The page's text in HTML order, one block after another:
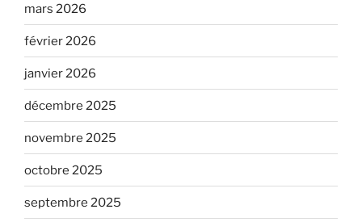
mars 2026
février 2026
janvier 2026
décembre 2025
novembre 2025
octobre 2025
septembre 2025